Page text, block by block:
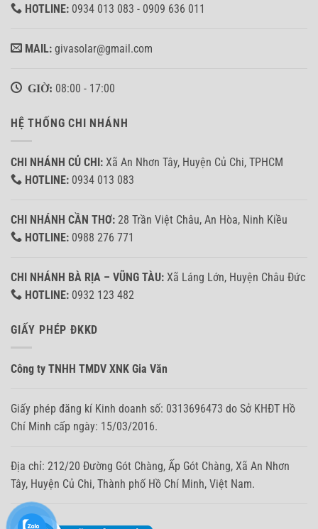
HOTLINE: 0934 013 083 - 0909 636 011
MAIL: givasolar@gmail.com
GIỜ: 08:00 - 17:00
HỆ THỐNG CHI NHÁNH
CHI NHÁNH CỦ CHI: Xã An Nhơn Tây, Huyện Củ Chi, TPHCM
HOTLINE: 0934 013 083
CHI NHÁNH CẦN THƠ: 28 Trần Việt Châu, An Hòa, Ninh Kiều
HOTLINE: 0988 276 771
CHI NHÁNH BÀ RỊA – VŨNG TÀU: Xã Láng Lớn, Huyện Châu Đức
HOTLINE: 0932 123 482
GIẤY PHÉP ĐKKD
Công ty TNHH TMDV XNK Gia Văn
Giấy phép đăng kí Kinh doanh số: 0313696473 do Sở KHĐT Hồ
Chí Minh cấp ngày: 15/03/2016.
Địa chỉ: 212/20 Đường Gót Chàng, Ấp Gót Chàng, Xã An Nhơn
Tây, Huyện Củ Chi, Thành phố Hồ Chí Minh, Việt Nam.